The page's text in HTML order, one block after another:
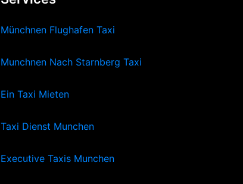
Münchnen Flughafen Taxi
Munchnen Nach Starnberg Taxi
Ein Taxi Mieten
Taxi Dienst Munchen
Executive Taxis Munchen